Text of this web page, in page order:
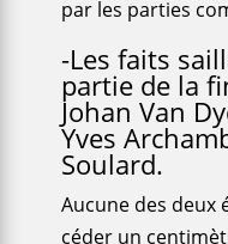
par les parties
-Les faits
partie de la
Johan Van
Yves
Soulard.
Aucune des deux
céder un